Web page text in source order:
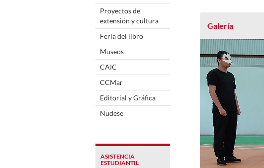
Proyectos de
extensión y cultura
Feria del libro
Museos
CAIC
CCMar
Editorial y Gráfica
Nudese
ASISTENCIA
ESTUDIANTIL
Galería